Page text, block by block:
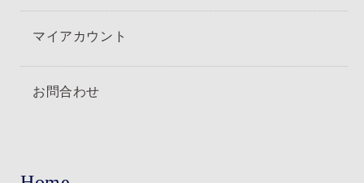
マイアカウント
お問合わせ